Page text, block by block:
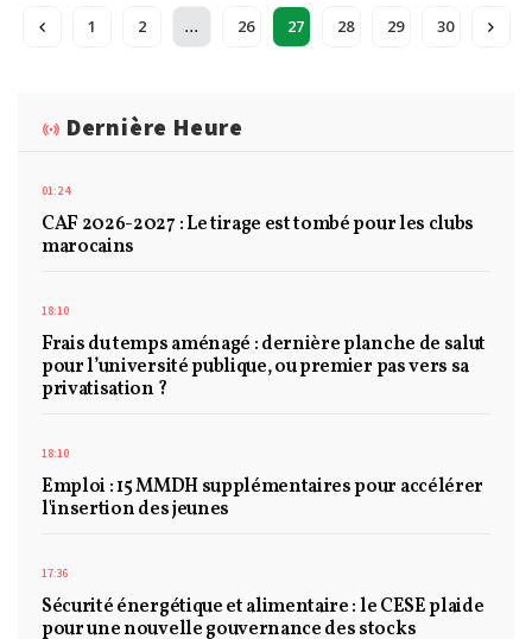
1 2 ... 26 27 28 29 30
Dernière Heure
01:24
CAF 2026-2027 : Le tirage est tombé pour les clubs
marocains
18:10
Frais du temps aménagé : dernière planche de salut
pour l’université publique, ou premier pas vers sa
privatisation ?
18:10
Emploi : 15 MMDH supplémentaires pour accélérer
l'insertion des jeunes
17:36
Sécurité énergétique et alimentaire : le CESE plaide
pour une nouvelle gouvernance des stocks